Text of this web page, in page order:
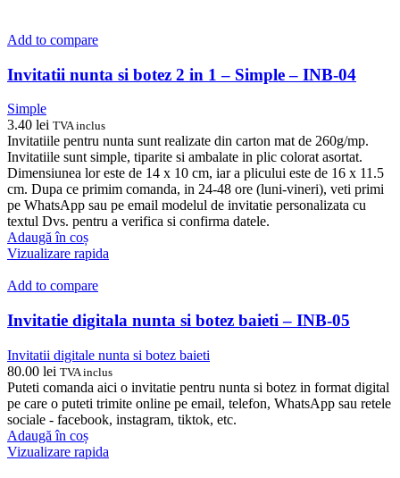
Add to compare
Invitatii nunta si botez 2 in 1 – Simple – INB-04
Simple
3.40 lei TVA inclus
Invitatiile pentru nunta sunt realizate din carton mat de 260g/mp.
Invitatiile sunt simple, tiparite si ambalate in plic colorat asortat.
Dimensiunea lor este de 14 x 10 cm, iar a plicului este de 16 x 11.5
cm. Dupa ce primim comanda, in 24-48 ore (luni-vineri), veti primi
pe WhatsApp sau pe email modelul de invitatie personalizata cu
textul Dvs. pentru a verifica si confirma datele.
Adaugă în coș
Vizualizare rapida
Add to compare
Invitatie digitala nunta si botez baieti – INB-05
Invitatii digitale nunta si botez baieti
80.00 lei TVA inclus
Puteti comanda aici o invitatie pentru nunta si botez in format digital
pe care o puteti trimite online pe email, telefon, WhatsApp sau retele
sociale - facebook, instagram, tiktok, etc.
Adaugă în coș
Vizualizare rapida